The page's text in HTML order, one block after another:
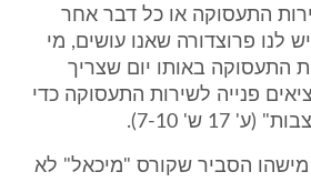
התעסוקה או כל דבר אחר
לנו פרוצדורה שאנו עושים, מי
התעסוקה באותו יום שצריך
פנייה לשירות התעסוקה כדי
17 ש' 7-10).
הסביר שקורס "מיכאל" לא